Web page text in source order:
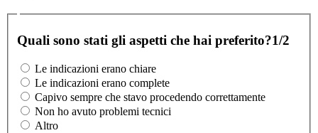
Quali sono stati gli aspetti che hai preferito?1/2
Le indicazioni erano chiare
Le indicazioni erano complete
Capivo sempre che stavo procedendo correttamente
Non ho avuto problemi tecnici
Altro